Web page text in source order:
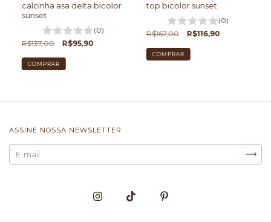
calcinha asa delta bicolor
sunset
(0)
R$137,00
R$95,90
COMPRAR
top bicolor sunset
(0)
R$167,00
R$116,90
COMPRAR
ASSINE NOSSA NEWSLETTER